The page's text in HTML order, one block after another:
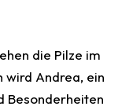
die Pilze im
wird Andrea, ein
Besonderheiten